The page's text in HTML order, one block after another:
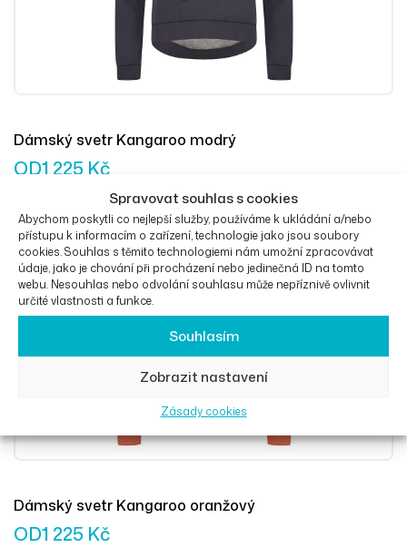
Spravovat souhlas s cookies
Abychom poskytli co nejlepší služby, používáme k ukládání a/nebo
přístupu k informacím o zařízení, technologie jako jsou soubory
cookies. Souhlas s těmito technologiemi nám umožní zpracovávat
údaje, jako je chování při procházení nebo jedinečná ID na tomto
webu. Nesouhlas nebo odvolání souhlasu může nepříznivě ovlivnit
určité vlastnosti a funkce.
Souhlasím
Zobrazit nastavení
Zásady cookies
Dámský svetr Kangaroo modrý
OD1 225 Kč
Výběr
Dámský svetr Kangaroo oranžový
OD1 225 Kč